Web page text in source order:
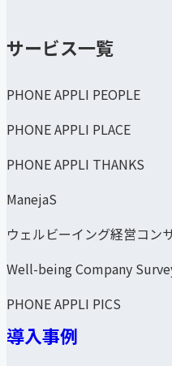
サービス一覧
PHONE APPLI PEOPLE
PHONE APPLI PLACE
PHONE APPLI THANKS
ManejaS
ウェルビーイング経営コン
Well-being Company
PHONE APPLI PICS
導入事例